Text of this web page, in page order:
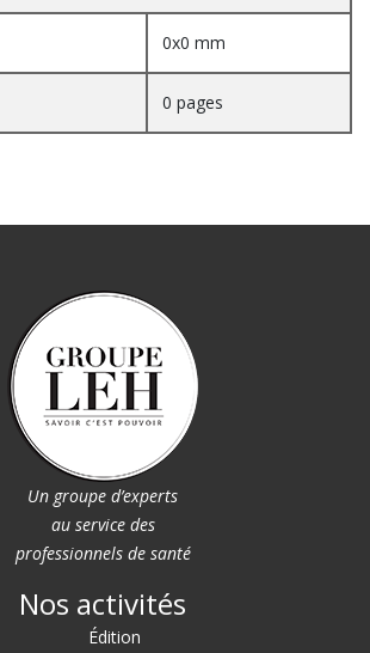
0x0 mm
0 pages
Un groupe d’experts
au service des
professionnels de santé
Nos activités
Édition